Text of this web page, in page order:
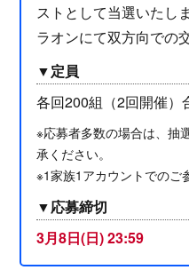
ストとして当選いたし
ラオンにて双方向での
▼定員
各回200組（2回開催）
※応募者多数の場合は、抽
承ください。
※1家族1アカウントでのご
▼応募締切
3月8日(日) 23:59